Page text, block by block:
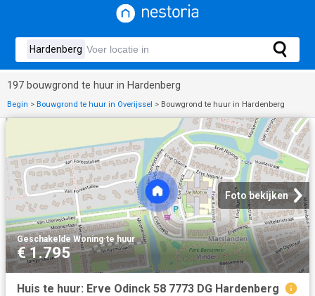
197 bouwgrond te huur in Hardenberg
Begin > Bouwgrond te huur in Overijssel > Bouwgrond te huur in Hardenberg
Foto bekijken
Geschakelde Woning·te huur
€ 1.795
Huis te huur: Erve Odinck 58 7773 DG Hardenberg